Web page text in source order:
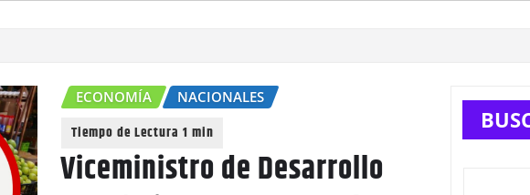
ECONOMÍA NACIONALES
Viceministro de Desarrollo